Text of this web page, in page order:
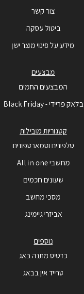
צור קשר
ביטול עסקה
מידע על פינוי מוצר ישן
מבצעים
המבצעים החמים
בלאק פריידי - Black Friday
קטגוריות מובילות
טלפונים וסמארטפונים
מחשבי All in one
שעונים חכמים
מסכי מחשב
אביזרי גיימינג
נוספים
כרטיס מתנה באג
טרייד אין בבאג